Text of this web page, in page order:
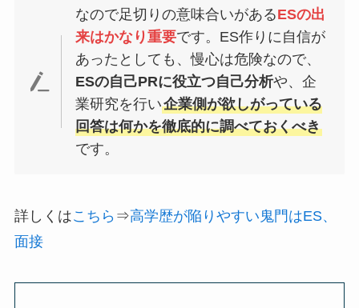
なので足切りの意味合いがあるESの出
来はかなり重要です。ES作りに自信が
あったとしても、慢心は危険なので、
ESの自己PRに役立つ自己分析や、企
業研究を行い企業側が欲しがっている
回答は何かを徹底的に調べておくべき
です。
詳しくはこちら ⇒高学歴が陥りやすい鬼門はES、
面接